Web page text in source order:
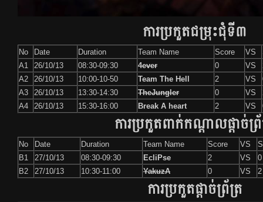
ការប្រកួតជម្រុះជុំទី៣
No Date Duration Team Name Score VS
A1
26/10/13 08:30-09:30 4ever 0 VS
A2
26/10/13 10:00-10-50 Team The Hell 2 VS
A3
26/10/13 13:30-14:30 TheJungler 0 VS
A4
26/10/13 15:30-16:00 Break A heart 2 VS
ការប្រកួតពាក់កណ្តាលផ្តាច់ព្
No Date Duration Team Name Score VS
B1
27/10/13 08:30-09:30 EcliPse 2 VS
0
B2
27/10/13 10:30-11:00 YakuzA 0 VS 2
ការប្រកួតផ្តាច់ព្រ័ត្រ